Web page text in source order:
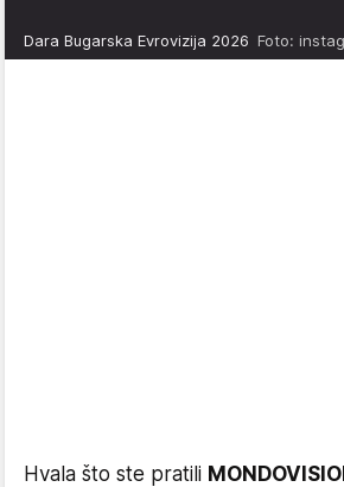
Dara Bugarska Evrovizija 2026 Foto:
Hvala što ste pratili